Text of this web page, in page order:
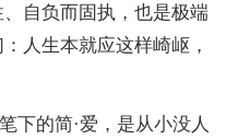
自负而固执，也是极端
人生本就应这样崎岖，
的简·爱，是从小没人